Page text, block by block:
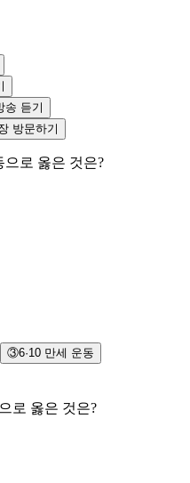
송 듣기
방문하기
로 옳은 것은?
③6·10 만세 운동
로 옳은 것은?